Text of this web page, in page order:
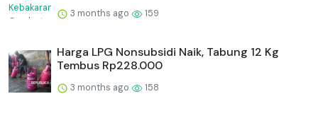
3 months ago 159
Harga LPG Nonsubsidi Naik, Tabung 12 Kg
Tembus Rp228.000
3 months ago 158